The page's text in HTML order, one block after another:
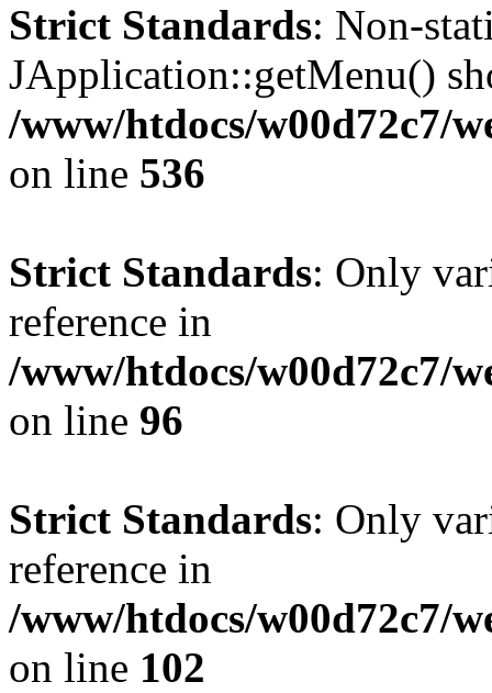
Strict Standards: Non-
JApplication::getMenu()
/www/htdocs/w00d72c7/
on line 536
Strict Standards: Only
reference in
/www/htdocs/w00d72c7/
on line 96
Strict Standards: Only
reference in
/www/htdocs/w00d72c7/
on line 102